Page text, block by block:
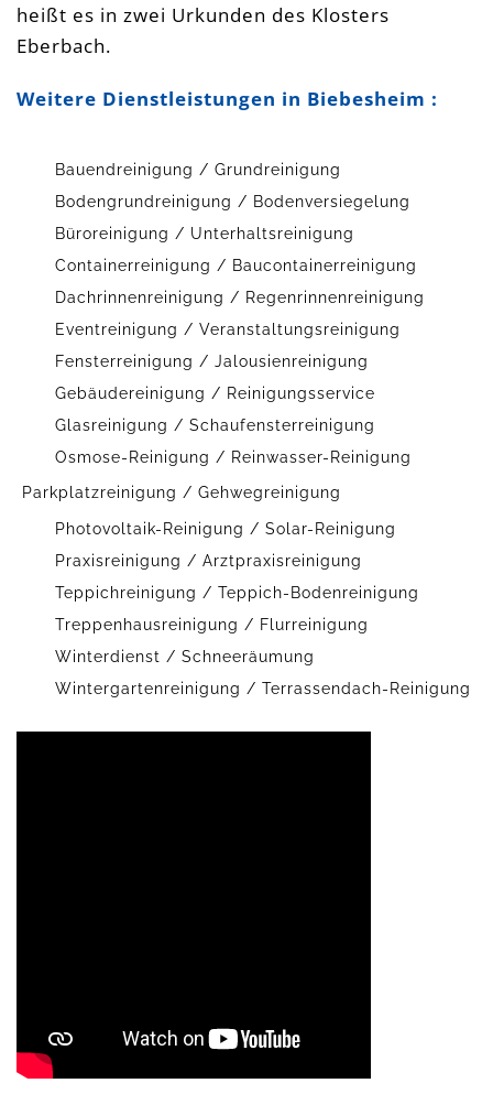
heißt es in zwei Urkunden des Klosters
Eberbach.
Weitere Dienstleistungen in Biebesheim :
Bauendreinigung / Grundreinigung
Bodengrundreinigung / Bodenversiegelung
Büroreinigung / Unterhaltsreinigung
Containerreinigung / Baucontainerreinigung
Dachrinnenreinigung / Regenrinnenreinigung
Eventreinigung / Veranstaltungsreinigung
Fensterreinigung / Jalousienreinigung
Gebäudereinigung / Reinigungsservice
Glasreinigung / Schaufensterreinigung
Osmose-Reinigung / Reinwasser-Reinigung
Parkplatzreinigung / Gehwegreinigung
Photovoltaik-Reinigung / Solar-Reinigung
Praxisreinigung / Arztpraxisreinigung
Teppichreinigung / Teppich-Bodenreinigung
Treppenhausreinigung / Flurreinigung
Winterdienst / Schneeräumung
Wintergartenreinigung / Terrassendach-Reinigung